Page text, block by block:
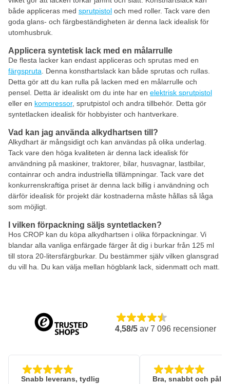
både appliceras med sprutpistol och med roller. Tack vare den
goda glans- och färgbeständigheten är denna lack idealisk för
utomhusbruk.
Applicera syntetisk lack med en målarrulle
De flesta lacker kan endast appliceras och sprutas med en
färgspruta . Denna konsthartslack kan både sprutas och rullas.
Detta gör att du kan rulla på lacken med en målarrulle och
pensel. Detta är idealiskt om du inte har en elektrisk sprutpistol
eller en kompressor, sprutpistol och andra tillbehör. Detta gör
syntetlacken idealisk för hobbyister och hantverkare.
Vad kan jag använda alkydhartsen till?
Alkydhart är mångsidigt och kan användas på olika underlag.
Tack vare den höga kvaliteten är denna lack idealisk för
användning på maskiner, traktorer, bilar, husvagnar, lastbilar,
containrar och andra industriella tillämpningar. Tack vare det
konkurrenskraftiga priset är denna lack billig i användning och
därför idealisk för projekt där kostnaderna måste hållas så låga
som möjligt.
I vilken förpackning säljs syntetlacken?
Hos CROP kan du köpa alkydhartsen i olika förpackningar. Vi
blandar alla vanliga enfärgade färger åt dig i burkar från 125 ml
till stora 20-litersfärgburkar. Du bestämmer själv vilken glansgrad
du vill ha. Du kan välja mellan högblank lack, sidenmatt och matt.
4,58/5 av 7 096 recensioner
Snabb leverans, tydlig
Bra, snabbt och